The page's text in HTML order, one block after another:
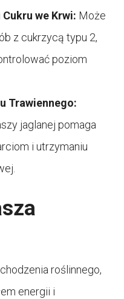
we Krwi: Może
z cukrzycą typu 2,
poziom
Trawiennego:
jaglanej pomaga
i utrzymaniu
roślinnego,
energii i